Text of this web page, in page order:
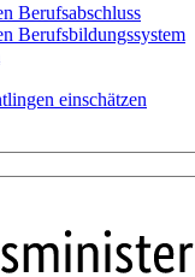
Berufsabschluss
Berufsbildungssystem
einschätzen